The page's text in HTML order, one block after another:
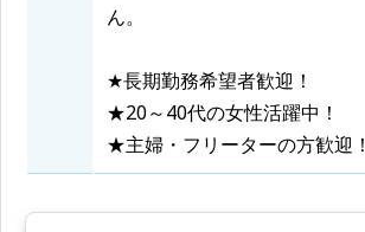
ん。
★長期勤務希望者歓迎！
★20～40代の女性活躍中！
★主婦・フリーターの方歓迎！